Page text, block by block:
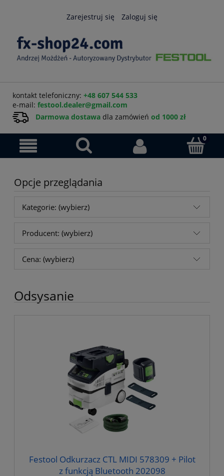
Zarejestruj się Zaloguj się
kontakt telefoniczny: +48 607 544 533
e-mail: festool.dealer@gmail.com
Darmowa dostawa dla zamówień od 1000 zł
Opcje przeglądania
Kategorie: (wybierz)
Producent: (wybierz)
Cena: (wybierz)
Odsysanie
Festool Odkurzacz CTL MIDI 578309 + Pilot
z funkcją Bluetooth 202098